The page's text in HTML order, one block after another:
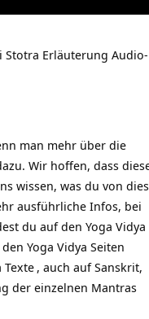
Stotra Erläuterung Audio-
man mehr über die
Wir hoffen, dass
wissen, was du von
ausführliche Infos, bei
du auf den Yoga Vidya
Yoga Vidya Seiten
Texte, auch auf Sanskrit,
der einzelnen Mantras